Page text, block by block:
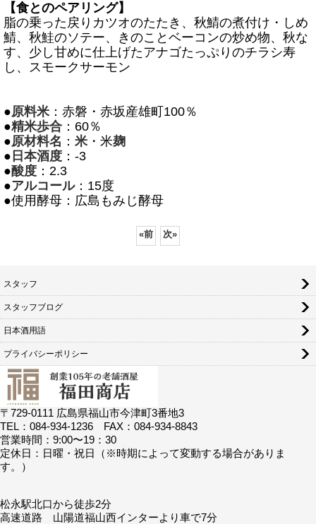
【食とのペアリング】
脂の乗った戻りカツオのたたき、秋鯖の煮付け・しめ
鯖、秋鮭のソテー、きのことベーコンの炒め物、秋な
す、少し甘めに仕上げたアナゴたっぷりのチラシ寿
し、スモークサーモン
●原料米：赤磐・赤坂産雄町100％
●精米歩合 ：60％
●原材料名 ： 米・米麹
● 日本酒度 ：-3
●酸度 ：2.3
●アルコール：15度
●使用酵母：広島もみじ酵母
«前 次»
スタッフ
スタッフブログ
日本酒用語
プライバシーポリシー
〒729-0111 広島県福山市今津町3番地3
TEL：084-934-1236 FAX：084-934-8843
営業時間：9:00〜19：30
定休日：日曜・祝日（※時期によって変動する場合がありま
す。）
松永駅北口から徒歩2分
高速道路 山陽道福山西インターより車で7分